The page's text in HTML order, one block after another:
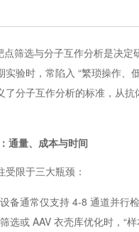
筛选与分子互作分析是决
验时，常陷入 “繁琐操作
分子互作分析的标准，从
通量、成本与时间
限于三大瓶颈：
备通常仅支持 4-8 通道并行
选或 AAV 衣壳库优化时，“样